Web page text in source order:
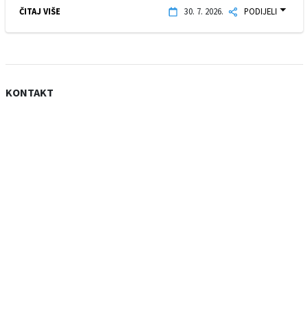
ČITAJ VIŠE 30. 7. 2026. PODIJELI
KONTAKT